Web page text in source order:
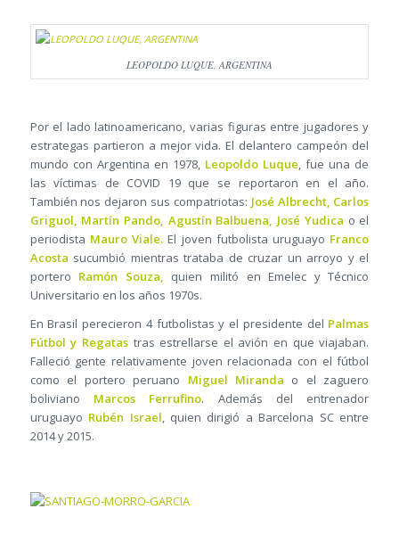
LEOPOLDO LUQUE, ARGENTINA
Por el lado latinoamericano, varias figuras entre jugadores y
estrategas partieron a mejor vida. El delantero campeón del
mundo con Argentina en 1978, Leopoldo Luque, fue una de
las víctimas de COVID 19 que se reportaron en el año.
También nos dejaron sus compatriotas: José Albrecht, Carlos
Griguol, Martín Pando, Agustín Balbuena, José Yudica o el
periodista Mauro Viale. El joven futbolista uruguayo Franco
Acosta sucumbió mientras trataba de cruzar un arroyo y el
portero Ramón Souza, quien militó en Emelec y Técnico
Universitario en los años 1970s.
En Brasil perecieron 4 futbolistas y el presidente del Palmas
Fútbol y Regatastras estrellarse el avión en que viajaban.
Falleció gente relativamente joven relacionada con el fútbol
como el portero peruano Miguel Miranda o el zaguero
boliviano Marcos Ferrufino. Además del entrenador
uruguayo Rubén Israel, quien dirigió a Barcelona SC entre
2014 y 2015.